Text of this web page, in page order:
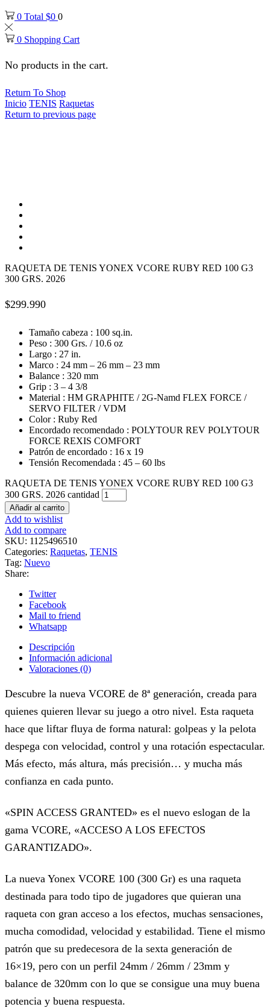
0 Total $0 0
0 Shopping Cart
No products in the cart.
Return To Shop
Inicio TENIS Raquetas
Return to previous page
RAQUETA DE TENIS YONEX VCORE RUBY RED 100 G3
300 GRS. 2026
$299.990
Tamaño cabeza : 100 sq.in.
Peso : 300 Grs. / 10.6 oz
Largo : 27 in.
Marco : 24 mm – 26 mm – 23 mm
Balance : 320 mm
Grip : 3 – 4 3/8
Material : HM GRAPHITE / 2G-Namd FLEX FORCE /
SERVO FILTER / VDM
Color : Ruby Red
Encordado recomendado : POLYTOUR REV POLYTOUR
FORCE REXIS COMFORT
Patrón de encordado : 16 x 19
Tensión Recomendada : 45 – 60 lbs
RAQUETA DE TENIS YONEX VCORE RUBY RED 100 G3
300 GRS. 2026 cantidad
Añadir al carrito
Add to wishlist
Add to compare
SKU: 1125496510
Categories: Raquetas, TENIS
Tag: Nuevo
Share:
Twitter
Facebook
Mail to friend
Whatsapp
Descripción
Información adicional
Valoraciones (0)
Descubre la nueva VCORE de 8ª generación, creada para
quienes quieren llevar su juego a otro nivel. Esta raqueta
hace que liftar fluya de forma natural: golpeas y la pelota
despega con velocidad, control y una rotación espectacular.
Más efecto, más altura, más precisión… y mucha más
confianza en cada punto.
«SPIN ACCESS GRANTED» es el nuevo eslogan de la
gama VCORE, «ACCESO A LOS EFECTOS
GARANTIZADO».
La nueva Yonex VCORE 100 (300 Gr) es una raqueta
destinada para todo tipo de jugadores que quieran una
raqueta con gran acceso a los efectos, muchas sensaciones,
mucha comodidad, velocidad y estabilidad. Tiene el mismo
patrón que su predecesora de la sexta generación de
16×19, pero con un perfil 24mm / 26mm / 23mm y
balance de 320mm con lo que se consigue una muy buena
potencia y buena respuesta.